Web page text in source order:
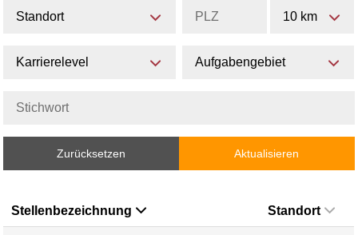
Standort 10 km
Karrierelevel Aufgabengebiet
Zurücksetzen Aktualisieren
Stellenbezeichnung Standort